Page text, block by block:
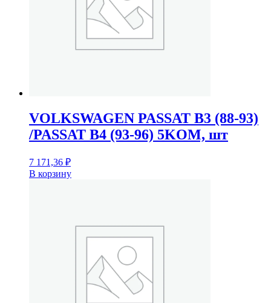
VOLKSWAGEN PASSAT B3 (88-93)
/PASSAT B4 (93-96) 5KOM, шт
7 171,36 ₽
В корзину